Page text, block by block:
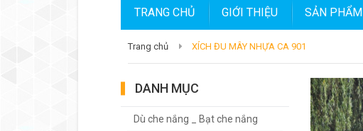
TRANG CHỦ GIỚI THIỆU SẢN PHẨM
Trang chủ XÍCH ĐU MÂY NHỰA CA 901
DANH MỤC
Dù che nắng _ Bạt che nắng